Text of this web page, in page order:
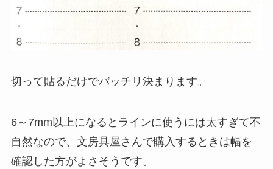
切って貼るだけでバッチリ決まります。
6～7mm以上になるとラインに使うには太すぎて不
自然なので、文房具屋さんで購入するときは幅を
確認した方がよさそうです。